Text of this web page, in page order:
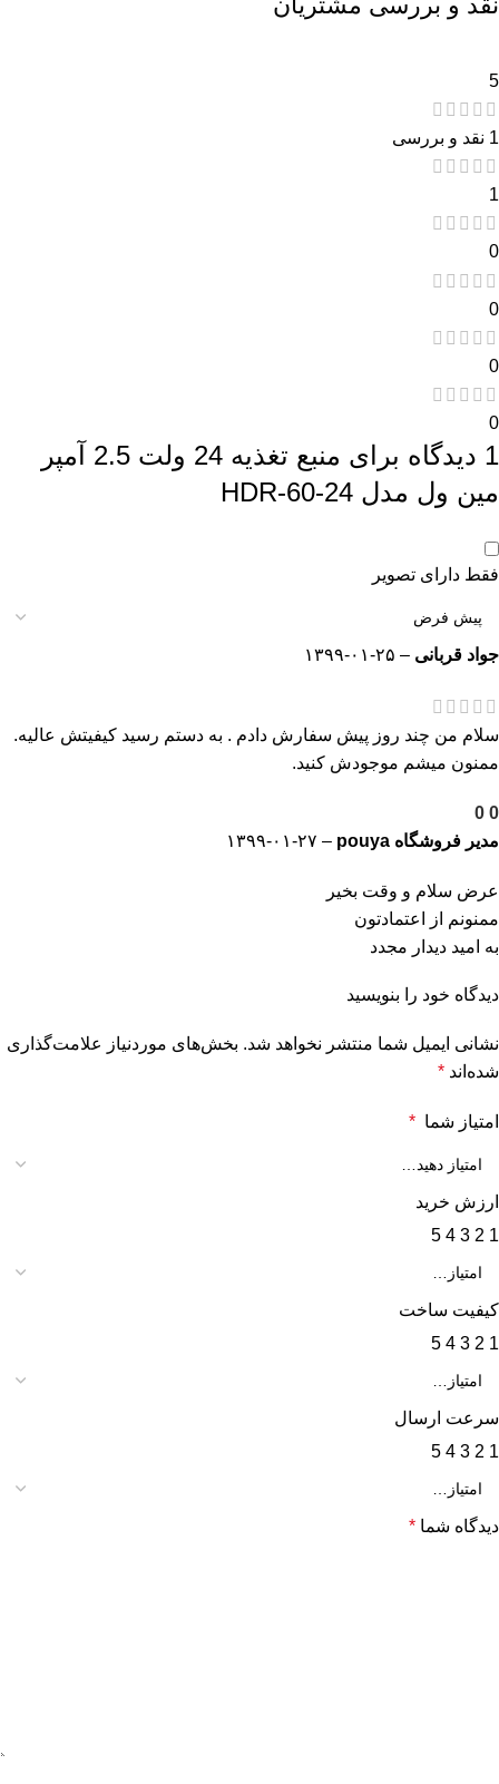
5
1 نقد و بررسی
1
0
0
0
0
1 دیدگاه برای
منبع تغذیه 24 ولت 2.5 آمپر
مین ول مدل HDR-60-24
فقط دارای تصویر
جواد قربانی – ۱۳۹۹-۰۱-۲۵
سلام من چند روز پیش سفارش دادم . به دستم رسید کیفیتش عالیه.
ممنون میشم موجودش کنید.
0
0
مدیر فروشگاه pouya
– ۱۳۹۹-۰۱-۲۷
عرض سلام و وقت بخیر
ممنونم از اعتمادتون
به امید دیدار مجدد
دیدگاه خود را بنویسید
نشانی ایمیل شما منتشر نخواهد شد. بخش‌های موردنیاز علامت‌گذاری
شده‌اند *
امتیاز شما *
ارزش خرید
1
2
3
4
5
کیفیت ساخت
1
2
3
4
5
سرعت ارسال
1
2
3
4
5
دیدگاه شما *